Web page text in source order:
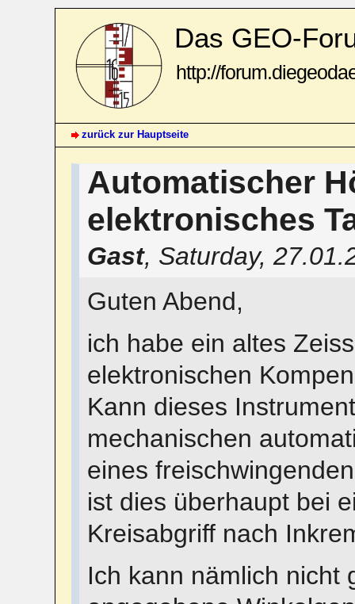
Das GEO-
http://
zurück zur Hauptseite
Automatischer
elektronisches
Gast, Saturday,
Guten Abend,
ich habe ein altes
elektronischen
Kann dieses
mechanischen
eines
ist dies überhaupt bei
Kreisabgriff nach
Ich kann nämlich nicht